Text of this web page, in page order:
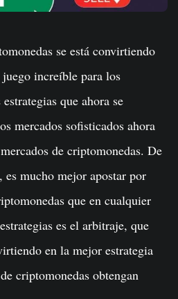
se está convirtiendo
increíble para los
que ahora se
mercados sofisticados ahora
de criptomonedas. De
es mucho mejor apostar por
que en cualquier
es el arbitraje, que
en la mejor estrategia
criptomonedas obtengan